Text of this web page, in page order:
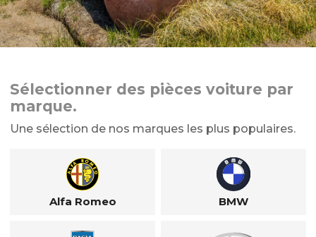
Sélectionner des pièces voiture par
marque.
Une sélection de nos marques les plus populaires.
Alfa Romeo BMW